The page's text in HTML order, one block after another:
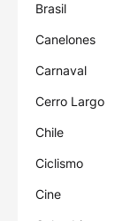
Brasil
Canelones
Carnaval
Cerro Largo
Chile
Ciclismo
Cine